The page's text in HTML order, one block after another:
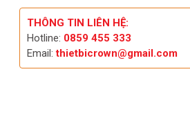
THÔNG TIN LIÊN HỆ:
Hotline: 0859 455 333
Email:thietbicrown@gmail.com